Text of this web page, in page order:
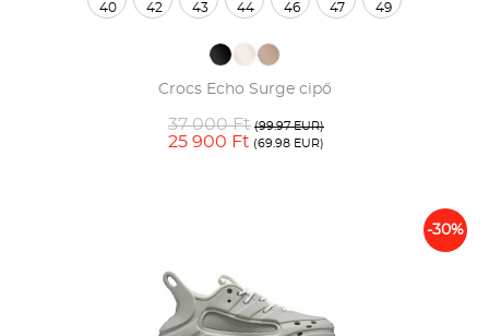
Crocs Echo Surge cipő
37 000 Ft (99.97 EUR)
25 900 Ft (69.98 EUR)
40
42
43
44
46
47
49
-30%